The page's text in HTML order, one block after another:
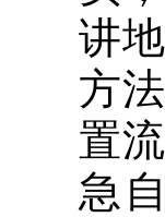
讲
方
置
急